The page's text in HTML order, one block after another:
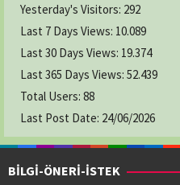
Yesterday's Visitors: 292
Last 7 Days Views: 10.089
Last 30 Days Views: 19.374
Last 365 Days Views: 52.439
Total Users: 88
Last Post Date: 24/06/2026
BİLGİ-ÖNERİ-İSTEK